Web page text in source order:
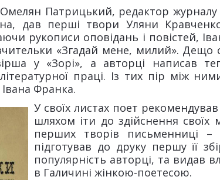
Патрицький, редактор журналу
дав перші твори Уляни
рукописи оповідань і повістей,
«Згадай мене, милий». Дещо
у «Зорі», а авторці написав
праці. Із тих пір між
Івана Франка.
У своїх листах поет
шляхом іти до здійснення своїх
перших творів письменниці –
підготував до друку першу її
популярність авторці, та видав
в Галичині жінкою-поетесою.